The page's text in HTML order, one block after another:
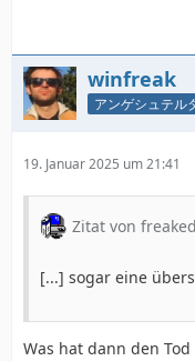
winfreak
アンゲシュテル
19. Januar 2025 um 21:41
Zitat von freaked
[...] sogar eine
Was hat dann den